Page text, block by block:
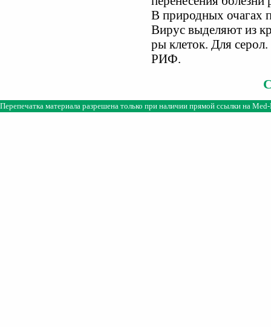
В природных очагах
Вирус выделяют из
ры клеток. Для
РИФ.
Перепечатка материала разрешена только при наличии прямой ссылки на